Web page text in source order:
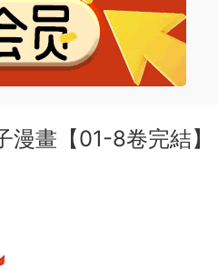
漫畫【01-8卷完結】